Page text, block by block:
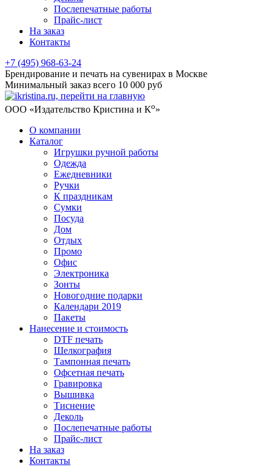
Послепечатные работы
Прайс-лист
На заказ
Контакты
+7 (495) 968-63-24
Брендирование и печать на сувенирах в Москве
Минимальный заказ всего 10 000 руб
ООО «Издательство Кристина и Ко»
О компании
Каталог
Игрушки ручной работы
Одежда
Ежедневники
Ручки
К праздникам
Сумки
Посуда
Дом
Отдых
Промо
Офис
Электроника
Зонты
Новогодние подарки
Календари 2019
Пакеты
Нанесение и стоимость
DTF печать
Шелкография
Тампонная печать
Офсетная печать
Гравировка
Вышивка
Тиснение
Деколь
Послепечатные работы
Прайс-лист
На заказ
Контакты